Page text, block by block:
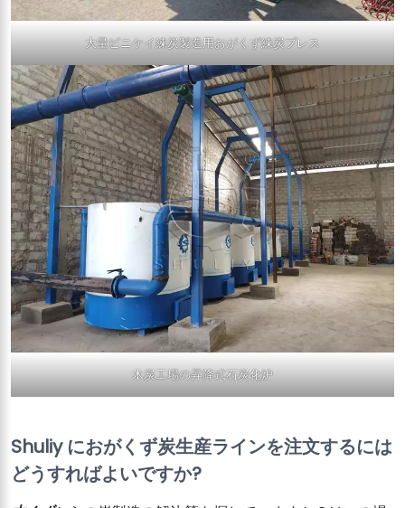
大量ピニケイ練炭製造用おがくず練炭プレス
木炭工場の昇降式石炭化炉
Shuliy におがくず炭生産ラインを注文するには
どうすればよいですか?